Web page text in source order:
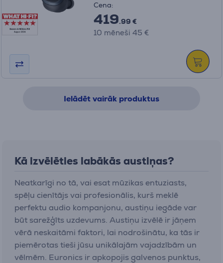
Cena:
419.99 €
10 mēneši 45 €
Ielādēt vairāk produktus
Kā izvēlēties labākās austiņas?
Neatkarīgi no tā, vai esat mūzikas entuziasts,
spēļu cienītājs vai profesionālis, kurš meklē
perfektu audio kompanjonu, austiņu iegāde var
būt sarežģīts uzdevums. Austiņu izvēlē ir jāņem
vērā neskaitāmi faktori, lai nodrošinātu, ka tās ir
piemērotas tieši jūsu unikālajām vajadzībām un
vēlmēm. Euronics ir apkopojis galvenos punktus,